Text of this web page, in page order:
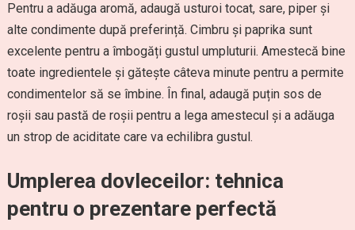
Pentru a adăuga aromă, adaugă usturoi tocat, sare, piper și
alte condimente după preferință. Cimbru și paprika sunt
excelente pentru a îmbogăți gustul umpluturii. Amestecă bine
toate ingredientele și gătește câteva minute pentru a permite
condimentelor să se îmbine. În final, adaugă puțin sos de
roșii sau pastă de roșii pentru a lega amestecul și a adăuga
un strop de aciditate care va echilibra gustul.
Umplerea dovleceilor: tehnica
pentru o prezentare perfectă